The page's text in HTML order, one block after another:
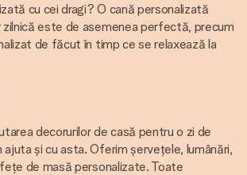
cu cei dragi? O cană personalizată
este de asemenea perfectă, precum
de făcut în timp ce se relaxează la
decorurilor de casă pentru o zi de
și cu asta. Oferim șervețele, lumânări,
de masă personalizate. Toate